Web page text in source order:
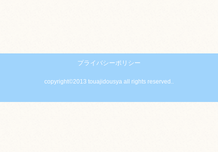
プライバシーポリシー
copyright©2013 touajidousya all rights reserved..